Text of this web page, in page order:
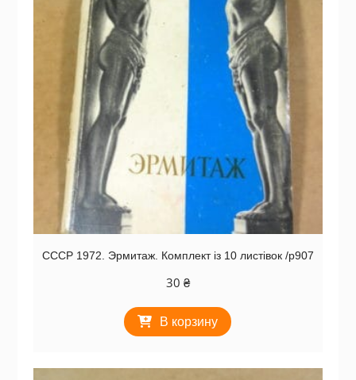
СССР 1972. Эрмитаж. Комплект із 10 листівок /р907
30 ₴
В корзину